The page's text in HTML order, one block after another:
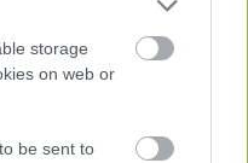
storage
on web or
be sent to